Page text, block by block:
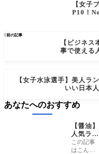
【女子
P10！
前の記事
【ビジネ
事で使える
【女子水泳選手】美人ラ
いい日本
あなたへのおすすめ
【醤油】
人気ラン
キングT
OP8！市
この記事
はこんな